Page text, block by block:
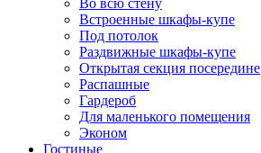
Во всю стену
Встроенные шкафы-купе
Под потолок
Раздвижные шкафы-купе
Открытая секция посередине
Распашные
Гардероб
Для маленького помещения
Эконом
Гостиные